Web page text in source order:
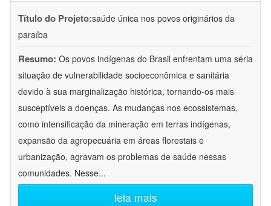
Título do Projeto:saúde única nos povos originários da
paraíba
Resumo: Os povos indígenas do Brasil enfrentam uma séria
situação de vulnerabilidade socioeconômica e sanitária
devido à sua marginalização histórica, tornando-os mais
susceptíveis a doenças. As mudanças nos ecossistemas,
como intensificação da mineração em terras indígenas,
expansão da agropecuária em áreas florestais e
urbanização, agravam os problemas de saúde nessas
comunidades. Nesse...
leia mais